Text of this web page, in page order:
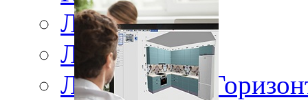
Ланос
Лжевыборка
Лжевыборка